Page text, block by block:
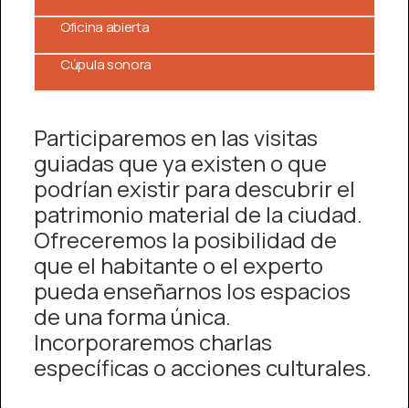
Oficina abierta
Cúpula sonora
Participaremos en las visitas
guiadas que ya existen o que
podrían existir para descubrir el
patrimonio material de la ciudad.
Ofreceremos la posibilidad de
que el habitante o el experto
pueda enseñarnos los espacios
de una forma única.
Incorporaremos charlas
específicas o acciones culturales.